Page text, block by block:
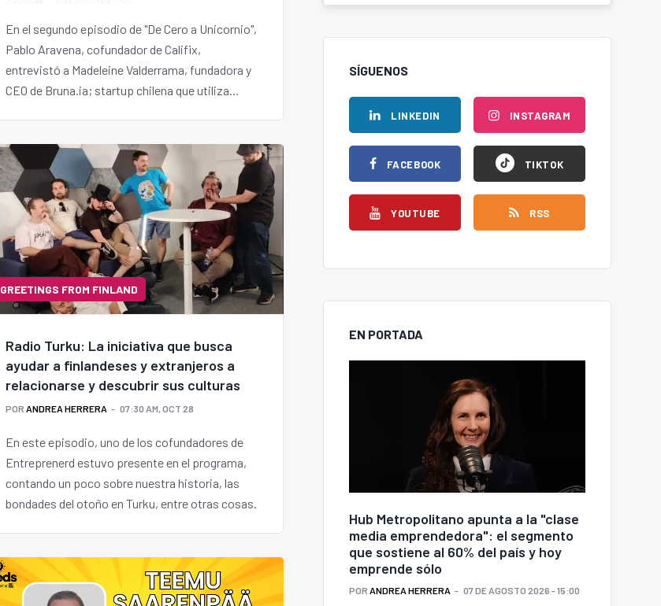
En el segundo episodio de "De Cero a Unicornio",
Pablo Aravena, cofundador de Califix,
entrevistó a Madeleine Valderrama, fundadora y
CEO de Bruna.ia; startup chilena que utiliza
productivos como la minería y la agricultura.
GREETINGS FROM FINLAND
Radio Turku: La iniciativa que busca
ayudar a finlandeses y extranjeros a
relacionarse y descubrir sus culturas
POR ANDREA HERRERA 07:30 AM, OCT 28
En este episodio, uno de los cofundadores de
Entreprenerd estuvo presente en el programa,
contando un poco sobre nuestra historia, las
bondades del otoño en Turku, entre otras cosas.
SÍGUENOS
LINKEDIN
FACEBOOK
YOUTUBE
INSTAGRAM
TIKTOK
RSS
EN PORTADA
Hub Metropolitano apunta a la "clase
media emprendedora": el segmento
que sostiene al 60% del país y hoy
emprende sólo
POR ANDREA HERRERA 07 DE AGOSTO 2026 - 15:00